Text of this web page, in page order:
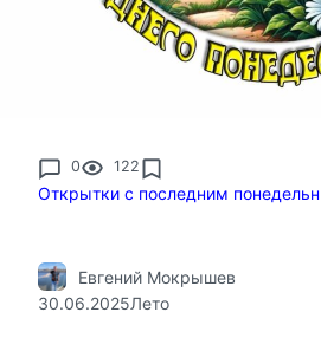
0 122
Открытки с последним
Евгений Мокрышев
30.06.2025Лето